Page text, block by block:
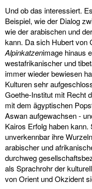
Und ob das interessiert.
Beispiel, wie der Dialog
wie der arabischen und
kann. Da sich Hubert von
Alpinkatzenimage hinaus
westafrikanischer und
immer wieder bewiesen
Kulturen sehr
Goethe-Institut mit Recht
mit dem ägyptischen
Aswan aufgewachsen -
Kairos Erfolg haben
unverkennbar ihre
arabischer und
durchweg
als Sprachrohr der
von Orient und Okzident